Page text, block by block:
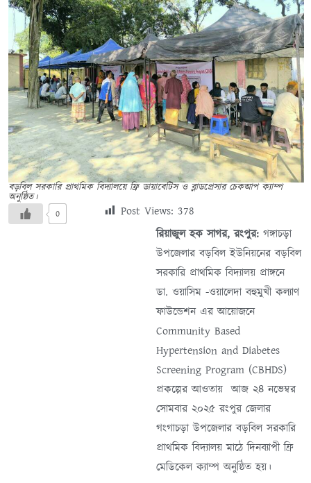
বড়বিল সরকারি প্রাথমিক বিদ্যালয়ে ফ্রি ডায়াবেটিস ও ব্লাডপ্রেসার চেকআপ ক্যাম্প
অনুষ্ঠিত।
0 Post Views: 378
রিয়াজুল হক সাগর, রংপুর: গঙ্গাচড়া
উপজেলার বড়বিল ইউনিয়নের বড়বিল
সরকারি প্রাথমিক বিদ্যালয় প্রাঙ্গনে
ডা. ওয়াসিম -ওয়ালেদা বহুমুখী কল্যাণ
ফাউন্ডেশন এর আয়োজনে
Community Based
Hypertension and Diabetes
Screening Program (CBHDS)
প্রকল্পের আওতায় আজ ২৪ নভেম্বর
সোমবার ২০২৫ রংপুর জেলার
গংগাচড়া উপজেলার বড়বিল সরকারি
প্রাথমিক বিদ্যালয় মাঠে দিনব্যাপী ফ্রি
মেডিকেল ক্যাম্প অনুষ্ঠিত হয়।